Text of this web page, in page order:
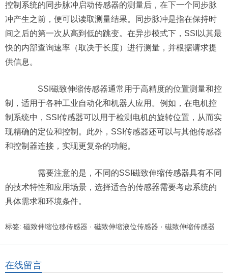
控制系统的同步脉冲启动传感器的测量后，在下一个同步脉
冲产生之前，便可以读取测量结果。同步脉冲是指在保持时
间之后的第一次从高到低的跳变。在异步模式下，SSI以其最
快的内部查询速率（取决于长度）进行测量，并根据请求提
供信息。
SSI磁致伸缩传感器通常用于高精度的位置测量和控
制，适用于各种工业自动化和机器人应用。例如，在电机控
制系统中，SSI传感器可以用于检测电机的旋转位置，从而实
现精确的定位和控制。此外，SSI传感器还可以与其他传感器
和控制器连接，实现更复杂的功能。
需要注意的是，不同的SSI磁致伸缩传感器具有不同
的技术特性和应用场景，选择适合的传感器需要考虑系统的
具体需求和环境条件。
标签: 磁致伸缩位移传感器 · 磁致伸缩液位传感器 · 磁致伸缩传感器
在线留言